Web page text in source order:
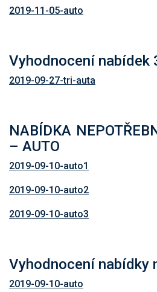
2019-11-05-auto
Vyhodnocení nabídek
2019-09-27-tri-auta
NABÍDKA
– AUTO
2019-09-10-auto1
2019-09-10-auto2
2019-09-10-auto3
Vyhodnocení nabídky
2019-09-10-auto